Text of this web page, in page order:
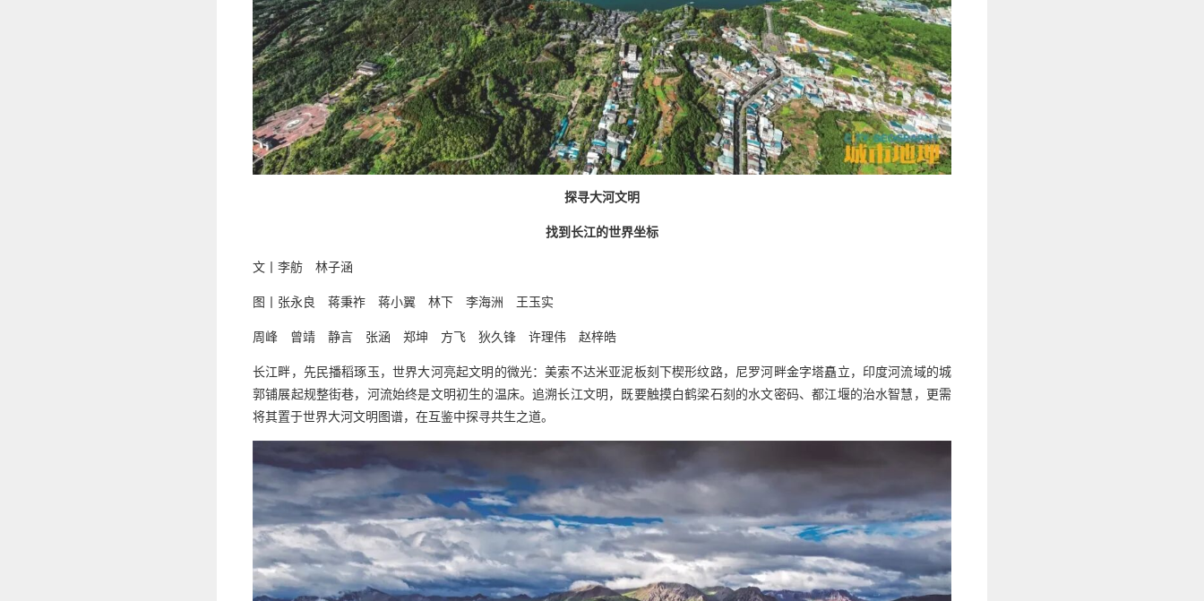
探寻大河文明
找到长江的世界坐标
文丨李舫 林子涵
图丨张永良 蒋秉祚 蒋小翼 林下 李海洲 王玉实
周峰 曾靖 静言 张涵 郑坤 方飞 狄久锋 许理伟 赵梓皓
长江畔，先民播稻琢玉，世界大河亮起文明的微光：美索不达米亚泥板刻下楔形纹路，尼罗河畔金字塔矗立，印度河流域的城
郭铺展起规整街巷，河流始终是文明初生的温床。追溯长江文明，既要触摸白鹤梁石刻的水文密码、都江堰的治水智慧，更需
将其置于世界大河文明图谱，在互鉴中探寻共生之道。